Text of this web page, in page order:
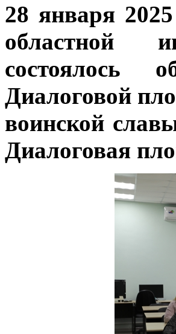
28 января
областной
состоялось
Диалоговой
воинской
Диалоговая